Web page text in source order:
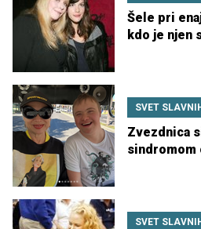
Šele pri
kdo je njen
SVET
Zvezdnica
SVET